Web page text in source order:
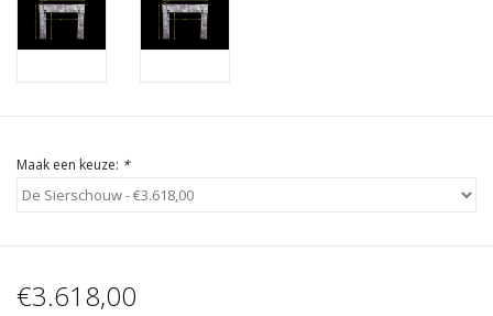
Maak een keuze: *
€3.618,00